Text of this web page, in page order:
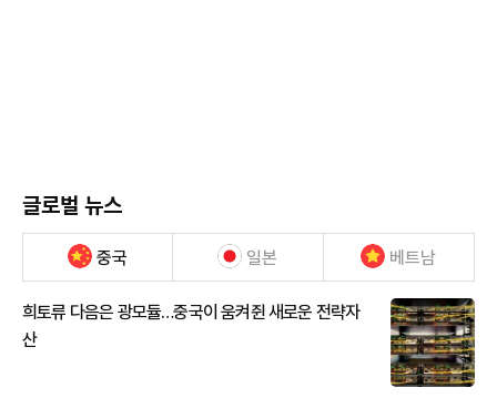
글로벌 뉴스
중국 일본 베트남
희토류 다음은 광모듈…중국이 움켜쥔 새로운 전략자
산